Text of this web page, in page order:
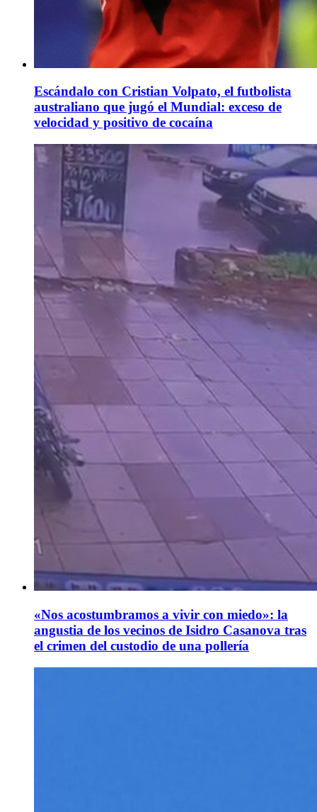
Escándalo con Cristian Volpato, el futbolista
australiano que jugó el Mundial: exceso de
velocidad y positivo de cocaína
«Nos acostumbramos a vivir con miedo»: la
angustia de los vecinos de Isidro Casanova tras
el crimen del custodio de una pollería